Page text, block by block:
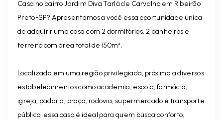
Casa no bairro Jardim Diva Tarlá de Carvalho em Ribeirão
Preto-SP? Apresentamos a você essa oportunidade única
de adquirir uma casa com 2 dormitórios, 2 banheiros e
terreno com área total de 150m².
Localizada em uma região privilegiada, próxima a diversos
estabelecimentos como academia, escola, farmácia,
igreja, padaria, praça, rodovia, supermercado e transporte
público, essa casa é ideal para quem busca conforto,